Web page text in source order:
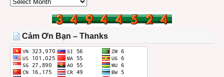
THÁNG
Cảm Ơn Bạn – Thanks